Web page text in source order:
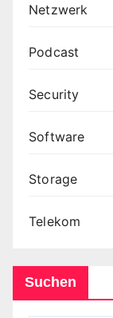
Netzwerk
Podcast
Security
Software
Storage
Telekom
Suchen